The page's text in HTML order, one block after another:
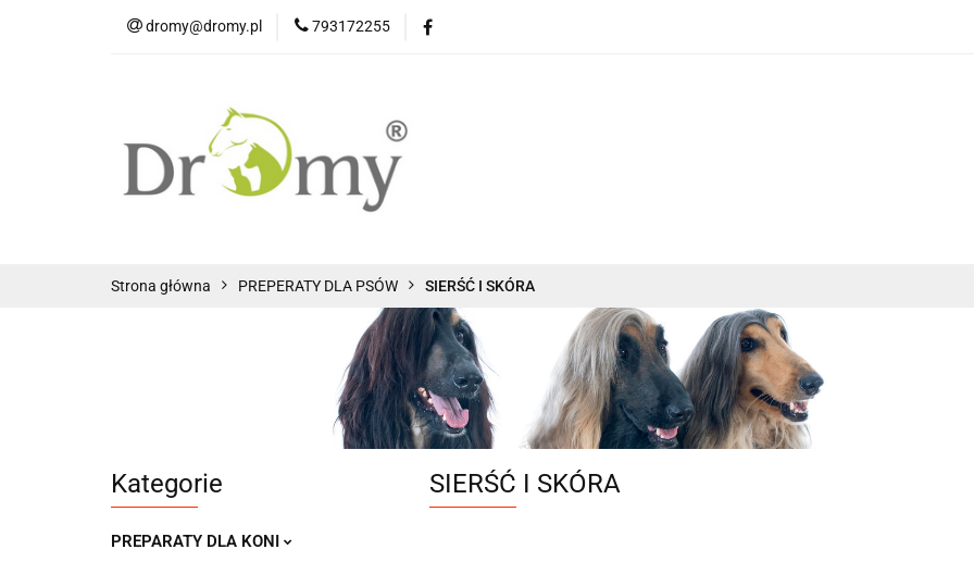
dromy@dromy.pl 793172255
Strona główna PREPERATY DLA PSÓW SIERŚĆ I SKÓRA
Kategorie
PREPARATY DLA KONI
SIERŚĆ I SKÓRA